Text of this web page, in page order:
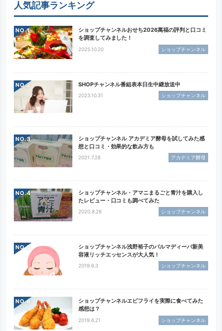
人気記事ランキング
NO.
ショップチャンネルおせち2026萬福の評判と口コミ
を調査してみました！
2025.10.20 ショップチャンネル
NO. SHOPチャンネル番組表本日生中継放送中
2023.10.31 ショップチャンネル
NO.
ショップチャンネル アカデミア酵母を試してみた感
想と口コミ・効果的な飲み方も
2021.7.28 アカデミア酵母
NO.
ショップチャンネル・アマニまるごと青汁を購入し
たレビュー・口コミも調べてみた
2020.8.28 ショップチャンネル
NO.
ショップチャンネル浅野裕子のパルマディーバ新美
容液リッチエッセンスが大人気！
2019.6.3 ショップチャンネル
NO.
ショップチャンネルエビフライを実際に食べてみた
感想は？
2019.6.21 ショップチャンネル